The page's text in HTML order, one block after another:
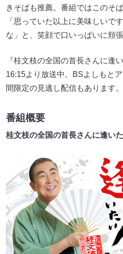
きそばも推薦。番組ではこのそ
「思っていた以上に美味しいで
な」と、笑顔で口いっぱいに頬
『桂文枝の全国の首長さんに逢
16:15より放送中。BSよしもと
間限定の見逃し配信もあります。
番組概要
桂文枝の全国の首長さんに逢いた